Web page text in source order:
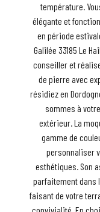
température.
élégante et
en période
Galilée 33185 Le
conseiller et
de pierre avec
résidiez en
sommes à
extérieur. La
gamme de
personnaliser
esthétiques. Son
parfaitement dans
faisant de votre